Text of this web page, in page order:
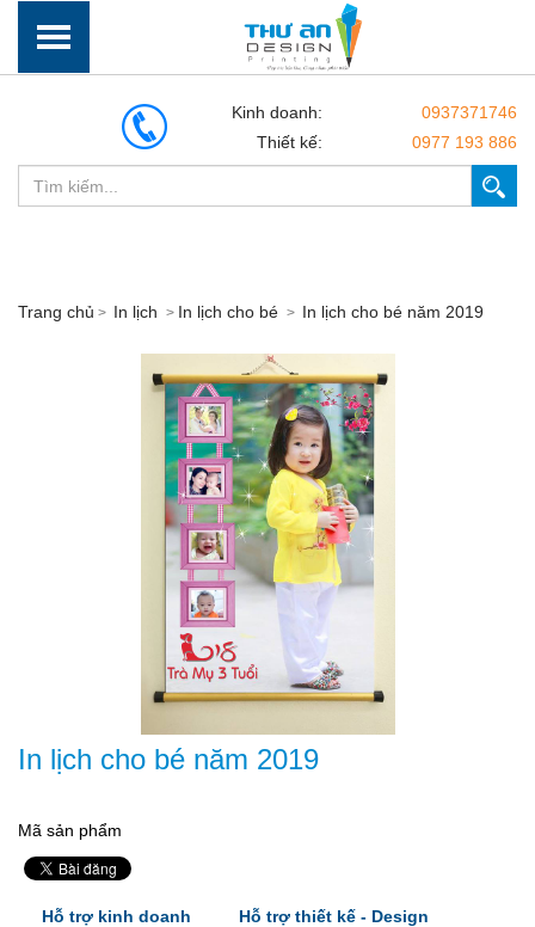
Kinh doanh:
0937371746
Thiết kế:
0977 193 886
Trang chủ In lịch In lịch cho bé In lịch cho bé năm 2019
In lịch cho bé năm 2019
Mã sản phẩm
Hỗ trợ kinh doanh Hỗ trợ thiết kế - Design